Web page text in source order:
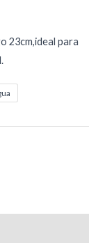
23cm,ideal para